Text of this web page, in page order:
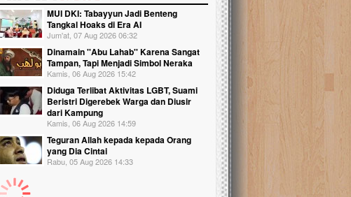
MUI DKI: Tabayyun Jadi Benteng
Tangkal Hoaks di Era AI
Jum'at, 07 Aug 2026 06:32
Dinamain ''Abu Lahab'' Karena Sangat
Tampan, Tapi Menjadi Simbol Neraka
Kamis, 06 Aug 2026 15:42
Diduga Terlibat Aktivitas LGBT, Suami
Beristri Digerebek Warga dan Diusir
dari Kampung
Kamis, 06 Aug 2026 14:59
Teguran Allah kepada kepada Orang
yang Dia Cintai
Rabu, 05 Aug 2026 14:33